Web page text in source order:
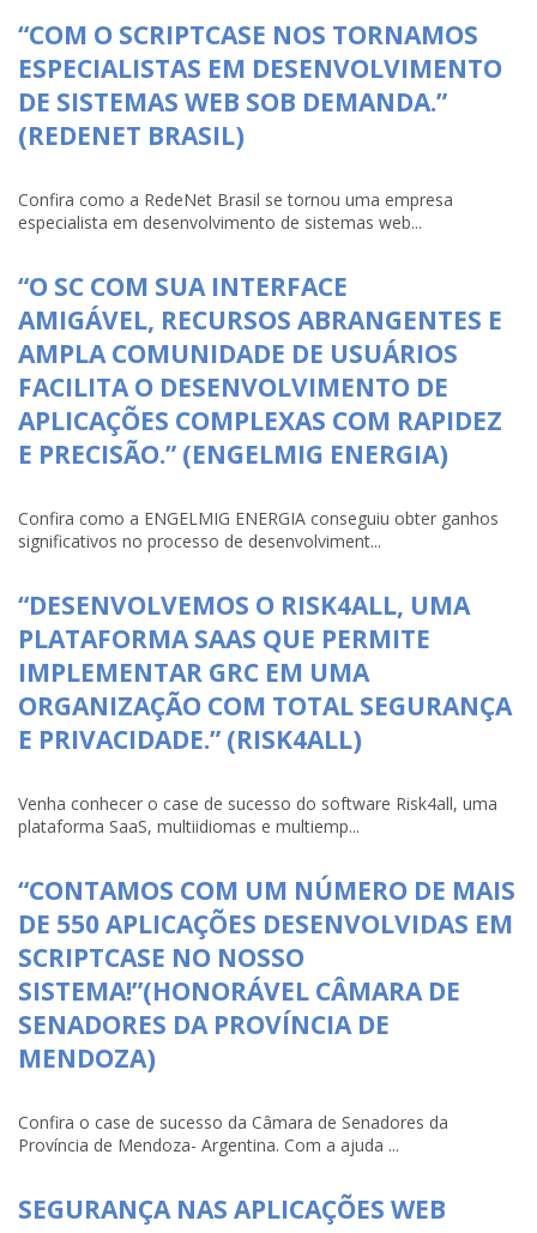
“COM O SCRIPTCASE NOS TORNAMOS
ESPECIALISTAS EM DESENVOLVIMENTO
DE SISTEMAS WEB SOB DEMANDA.”
(REDENET BRASIL)
Confira como a RedeNet Brasil se tornou uma empresa
especialista em desenvolvimento de sistemas web...
“O SC COM SUA INTERFACE
AMIGÁVEL, RECURSOS ABRANGENTES E
AMPLA COMUNIDADE DE USUÁRIOS
FACILITA O DESENVOLVIMENTO DE
APLICAÇÕES COMPLEXAS COM RAPIDEZ
E PRECISÃO.” (ENGELMIG ENERGIA)
Confira como a ENGELMIG ENERGIA conseguiu obter ganhos
significativos no processo de desenvolviment...
“DESENVOLVEMOS O RISK4ALL, UMA
PLATAFORMA SAAS QUE PERMITE
IMPLEMENTAR GRC EM UMA
ORGANIZAÇÃO COM TOTAL SEGURANÇA
E PRIVACIDADE.” (RISK4ALL)
Venha conhecer o case de sucesso do software Risk4all, uma
plataforma SaaS, multiidiomas e multiemp...
“CONTAMOS COM UM NÚMERO DE MAIS
DE 550 APLICAÇÕES DESENVOLVIDAS EM
SCRIPTCASE NO NOSSO
SISTEMA!”(HONORÁVEL CÂMARA DE
SENADORES DA PROVÍNCIA DE
MENDOZA)
Confira o case de sucesso da Câmara de Senadores da
Província de Mendoza- Argentina. Com a ajuda ...
SEGURANÇA NAS APLICAÇÕES WEB